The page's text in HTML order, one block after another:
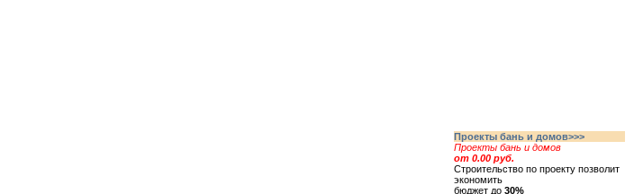
Проекты бань и домов>>>
Проекты бань и домов
от 0.00 руб.
Строительство по проекту позволит
экономить
бюджет до 30%